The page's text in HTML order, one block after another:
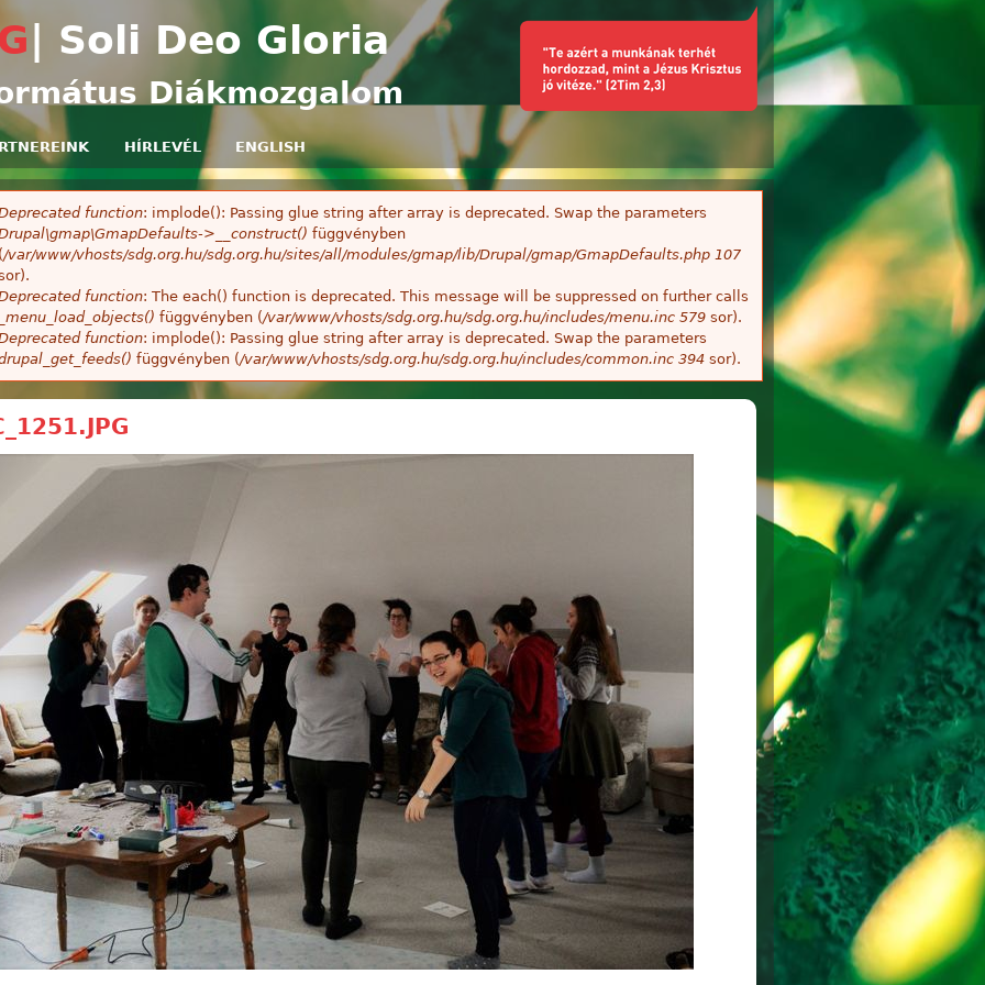
| Soli Deo Gloria
Diákmozgalom
HÍRLEVÉL ENGLISH
function: implode(): Passing glue string after array is deprecated. Swap the parameters
>__construct() függvényben
(/var/www/vhosts/sdg.org.hu/sdg.org.hu/sites/all/modules/gmap/lib/Drupal/gmap/GmapDefaults.php 107
function: The each() function is deprecated. This message will be suppressed on further calls
_menu_load_objects() függvényben (/var/www/vhosts/sdg.org.hu/sdg.org.hu/includes/menu.inc 579 sor).
function: implode(): Passing glue string after array is deprecated. Swap the parameters
függvényben (/var/www/vhosts/sdg.org.hu/sdg.org.hu/includes/common.inc 394 sor).